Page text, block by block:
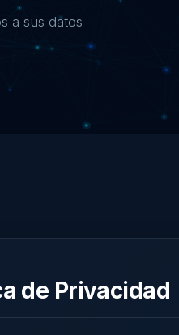
a sus datos
de Privacidad